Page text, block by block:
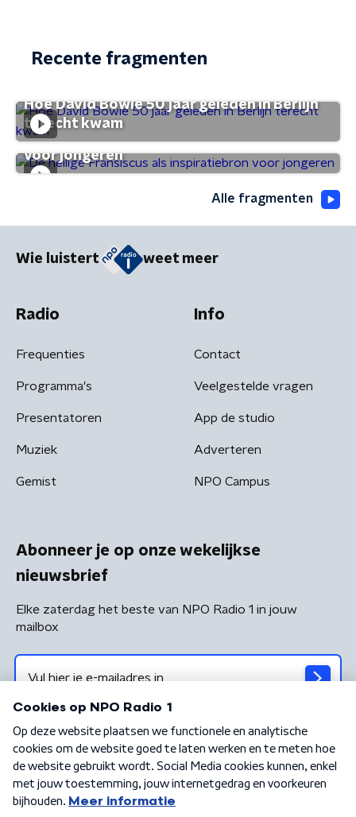
Recente fragmenten
Hoe David Bowie 50 jaar geleden in Berlijn
terecht kwam
De heilige Fransiscus als inspiratiebron
voor jongeren
Alle fragmenten
Wie luistert weet meer
Radio
Frequenties
Programma's
Presentatoren
Muziek
Gemist
Info
Contact
Veelgestelde vragen
App de studio
Adverteren
NPO Campus
Abonneer je op onze wekelijkse
nieuwsbrief
Elke zaterdag het beste van NPO Radio 1 in jouw
mailbox
Algemene voorwaarden